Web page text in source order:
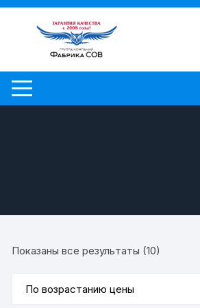
Перейти
содержимому
Показаны все результаты (10)